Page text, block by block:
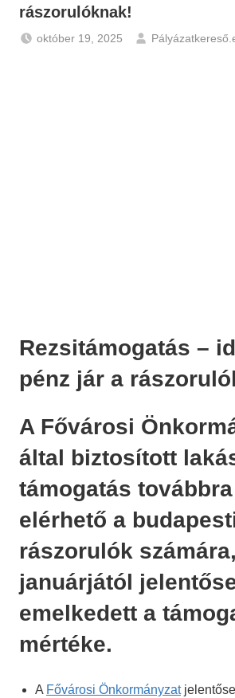
rászorulóknak!
október 19, 2025
Rezsitámogatás –
pénz jár a
A Fővárosi
által biztosított
támogatás
elérhető a
rászorulók
januárjától
emelkedett a
mértéke.
A Fővárosi Önkormányzat